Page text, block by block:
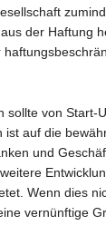
der Haftung
sollte von Start-
ist auf die
und
Wenn dies
vernünftige